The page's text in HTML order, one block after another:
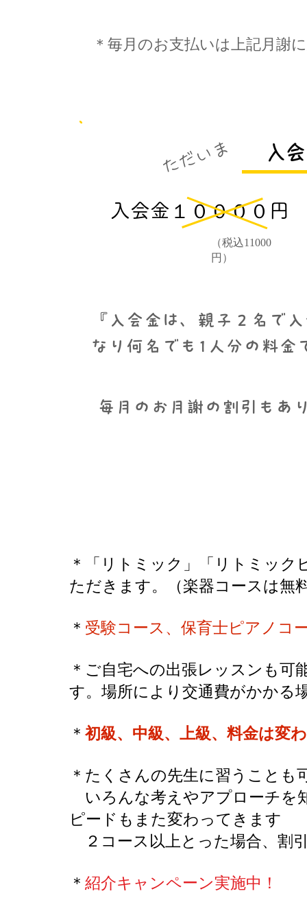
＊毎月のお支払いは上記月謝
​ただいま 入
​入会金１００００円
​（税込11000
円）
『入会金は、親子２名で
なり何名でも1人分の料金
毎月のお月謝の割引もあ
＊「リトミック」「リトミック
ただきます。（楽器コースは無
＊ 受験コース、保育士ピアノコ
＊ご自宅への出張レッスンも可
す。場所により交通費がかかる
​＊ 初級、中級、上級、料金は変
＊たくさんの先生に習うことも
いろんな考えやアプローチを
ピードもまた変わってきます
２コース以上とった場合、割
​＊ 紹介キャンペーン実施中！